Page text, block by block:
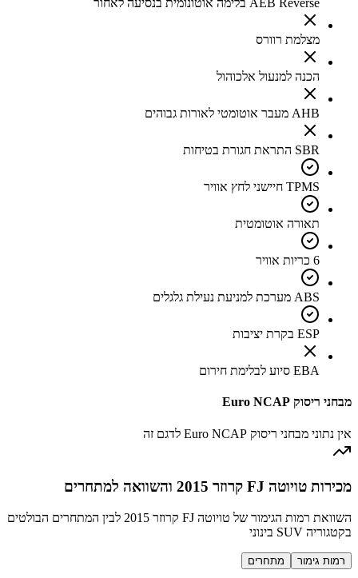
AEB Reverse בלימה אוטונומית בנסיעה לאחור
מצלמת רוורס
הכנה למנעול אלכוהול
AHB מעבר אוטומטי לאורות גבוהים
SBR התראת חגורת בטיחות
TPMS חיישני לחץ אוויר
תאורה אוטומטית
6 כריות אוויר
ABS מערכת למניעת נעילת גלגלים
ESP בקרת יציבות
EBA סיוע לבלימת חירום
מבחני ריסוק Euro NCAP
אין נתוני מבחני ריסוק Euro NCAP לדגם זה
מכירות טויוטה FJ קרוזר 2015 והשוואה למתחרים
השוואת רמות הגימור של טויוטה FJ קרוזר 2015 לבין המתחרים הבולטים
בקטגוריה SUV בינוני
רמות גימור מתחרים